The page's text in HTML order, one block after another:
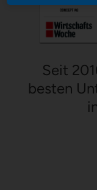
Seit
besten